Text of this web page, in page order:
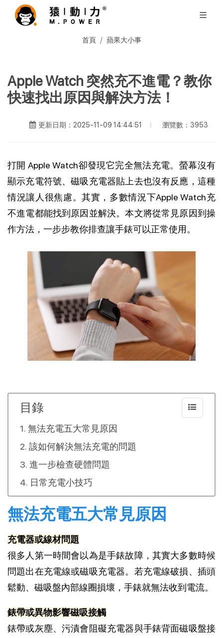
首頁 蘋果大小事
Apple Watch 突然充不進電？教你
快速找出原因與解決方法！
更新日期：2025-11-09 14:44:51 瀏覽數：3953
打開 Apple Watch卻發現它完全無法充電。螢幕沒有
顯示充電符號、磁吸充電器貼上去也沒有反應，這種
情況讓人很焦慮。其實，多數情況下Apple Watch充
不進電都能找到原因並解決。本文將從常見原因到操
作方法，一步步教你排查讓手錶可以正常使用。
目錄
無法充電五大常見原因
該如何解決無法充電的問題
進一步檢查硬體問題
日常充電小技巧
無法充電五大常見原因
充電器或線材問題
很多人第一時間會以為是手錶故障，其實大多數時候
問題出在充電線或磁吸充電器。若充電線破損、插頭
鬆動、磁吸盤內部線圈損壞，手錶就無法收到電流。
錶帶或異物影響磁吸接觸
錶帶或灰塵、污漬會阻礙充電器與手錶背面磁吸盤接